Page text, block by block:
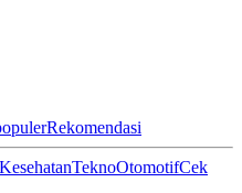
Rekomendasi
KesehatanTeknoOtomotifCek